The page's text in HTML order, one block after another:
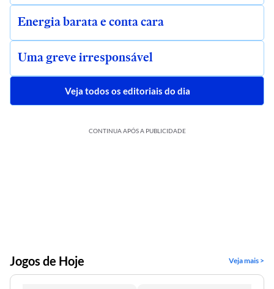
Energia barata e conta cara
Uma greve irresponsável
Veja todos os editoriais do dia
CONTINUA APÓS A PUBLICIDADE
Jogos de Hoje Veja mais >